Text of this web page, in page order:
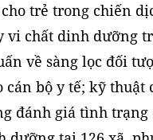
trẻ trong chiến
vi chất dinh dưỡng
về sàng lọc đối
cán bộ y tế; kỹ thuật
đánh giá tình